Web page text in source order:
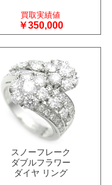
買取実績値
￥350,000
スノーフレーク
ダブルフラワー
ダイヤ リング